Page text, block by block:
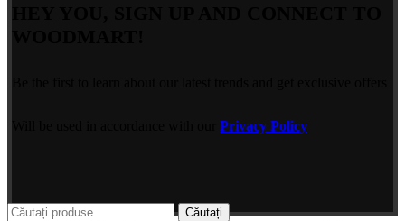
Privacy Policy
Căutați